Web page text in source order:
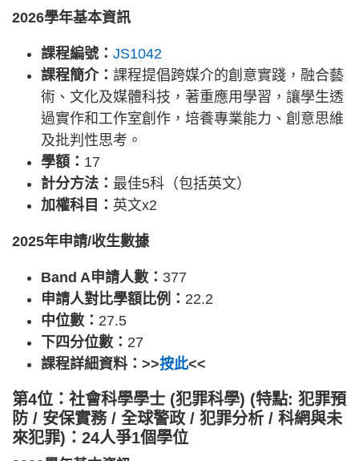
2026學年基本資訊
課程編號： JS1042
課程簡介： 課程提倡跨媒介的創意實踐，融合藝
術、文化及媒體科技，著重應用學習，讓學生透
過實作和工作室創作，培養專業能力、創意思維
及批判性思考。
學額： 17
計分方法： 最佳5科（包括英文）
加權科目： 英文x2
2025年申請/收生數據
Band A申請人數： 377
申請人對比學額比例： 22.2
中位數： 27.5
下四分位數： 27
課程詳細資料：>>按此<<
第4位：社會科學學士 (犯罪科學) (特點: 犯罪預
防 / 安保實務 / 全球警政 / 犯罪分析 / 科網與未
來犯罪)：24人爭1個學位